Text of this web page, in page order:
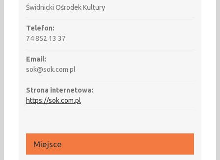
Świdnicki Ośrodek Kultury
Telefon:
74 852 13 37
Email:
sok@sok.com.pl
Strona internetowa:
https://sok.com.pl
Miejsce